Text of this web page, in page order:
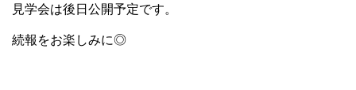
見学会は後日公開予定です。
続報をお楽しみに◎